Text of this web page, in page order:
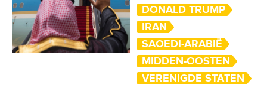
DONALD TRUMP
IRAN
SAOEDI-ARABIË
MIDDEN-OOSTEN
VERENIGDE STATEN